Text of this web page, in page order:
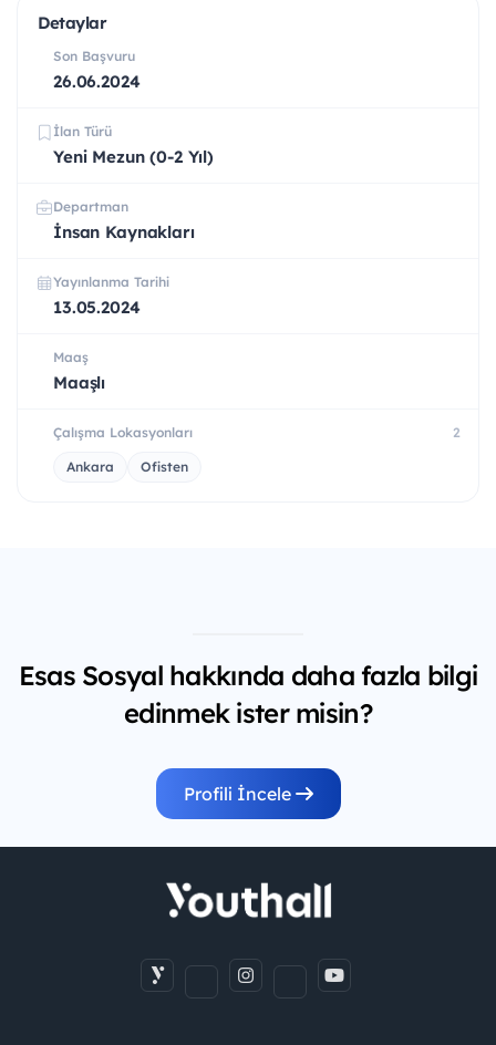
Detaylar
Son Başvuru
26.06.2024
İlan Türü
Yeni Mezun (0-2 Yıl)
Departman
İnsan Kaynakları
Yayınlanma Tarihi
13.05.2024
Maaş
Maaşlı
Çalışma Lokasyonları 2
Ankara Ofisten
Esas Sosyal hakkında daha fazla bilgi
edinmek ister misin?
Profili İncele